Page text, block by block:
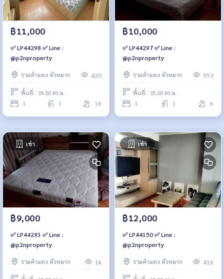
฿11,000
✅ LP44298 ✅ Line :
@p2nproperty
รามคำแหง หัวหมาก 420
พื้นที่ : 39.50 ตร.ม.
1 1 16
฿10,000
✅ LP44297 ✅ Line :
@p2nproperty
รามคำแหง หัวหมาก 553
พื้นที่ : 35.00 ตร.ม.
1 1 6
เช่า
฿9,000
✅ LP44293 ✅ Line :
@p2nproperty
รามคำแหง หัวหมาก 1k
เช่า
฿12,000
✅ LP44150 ✅ Line :
@p2nproperty
รามคำแหง หัวหมาก 416